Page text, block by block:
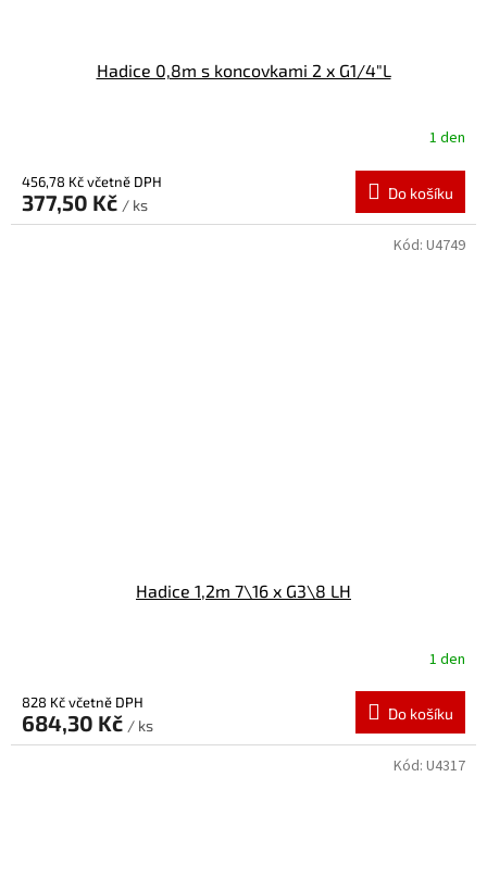
Hadice 0,8m s koncovkami 2 x G1/4"L
1 den
456,78 Kč včetně DPH
377,50 Kč / ks
Do košíku
Hadice 1,2m 7\16 x G3\8 LH
1 den
828 Kč včetně DPH
684,30 Kč / ks
Do košíku
Kód: U4749
Kód: U4317